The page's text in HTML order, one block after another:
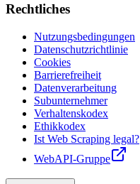
Rechtliches
Nutzungsbedingungen
Datenschutzrichtlinie
Cookies
Barrierefreiheit
Datenverarbeitung
Subunternehmer
Verhaltenskodex
Ethikkodex
Ist Web Scraping legal?
WebAPI-Gruppe